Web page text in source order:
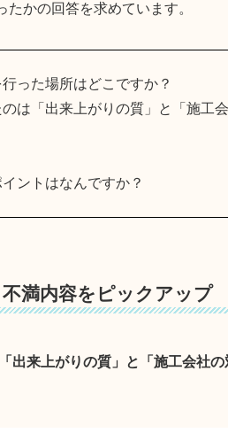
かの回答を求めています。
った場所はどこですか？
は「出来上がりの質」と「施工
ントはなんですか？
満内容をピックアップ
出来上がりの質」と「施工会社